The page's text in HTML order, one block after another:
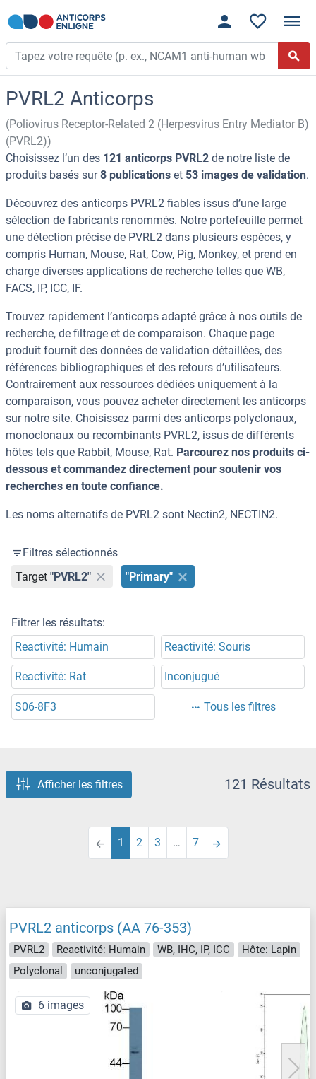
PVRL2 Anticorps
(Poliovirus Receptor-Related 2 (Herpesvirus Entry Mediator B)
(PVRL2))
Choisissez l’un des 121 anticorps PVRL2 de notre liste de
produits basés sur8 publications et 53 images de validation.
Découvrez des anticorps PVRL2 fiables issus d’une large
sélection de fabricants renommés. Notre portefeuille permet
une détection précise de PVRL2 dans plusieurs espèces, y
compris Human, Mouse, Rat, Cow, Pig, Monkey, et prend en
charge diverses applications de recherche telles que WB,
FACS, IP, ICC, IF.
Trouvez rapidement l’anticorps adapté grâce à nos outils de
recherche, de filtrage et de comparaison. Chaque page
produit fournit des données de validation détaillées, des
références bibliographiques et des retours d’utilisateurs.
Contrairement aux ressources dédiées uniquement à la
comparaison, vous pouvez acheter directement les anticorps
sur notre site. Choisissez parmi des anticorps polyclonaux,
monoclonaux ou recombinants PVRL2, issus de différents
hôtes tels que Rabbit, Mouse, Rat. Parcourez nos produits ci-
dessous et commandez directement pour soutenir vos
recherches en toute confiance.
Les noms alternatifs de PVRL2 sont Nectin2, NECTIN2.
Filtres sélectionnés
Target "PVRL2" "Primary"
Filtrer les résultats:
Reactivité: Humain
Reactivité: Souris
Reactivité: Rat Inconjugué
S06-8F3 Tous les filtres
Afficher les filtres 121 Résultats
1 2 3 … 7
PVRL2 anticorps (AA 76-353)
PVRL2 Reactivité: Humain WB, IHC, IP, ICC
Hôte: Lapin
Polyclonal
unconjugated
6 images